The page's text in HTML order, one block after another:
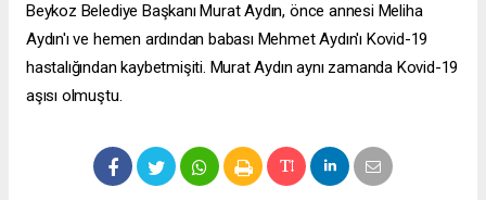
Beykoz Belediye Başkanı Murat Aydın, önce annesi Meliha
Aydın'ı ve hemen ardından babası Mehmet Aydın'ı Kovid-19
hastalığından kaybetmişiti. Murat Aydın aynı zamanda Kovid-19
aşısı olmuştu.